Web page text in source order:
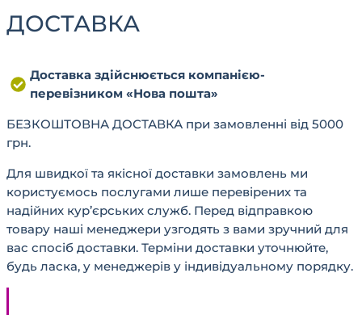
ДОСТАВКА
Доставка здійснюється компанією-
перевізником «Нова пошта»
БЕЗКОШТОВНА ДОСТАВКА при замовленні від 5000
грн.
Для швидкої та якісної доставки замовлень ми
користуємось послугами лише перевірених та
надійних кур’єрських служб. Перед відправкою
товару наші менеджери узгодять з вами зручний для
вас спосіб доставки. Терміни доставки уточнюйте,
будь ласка, у менеджерів у індивідуальному порядку.